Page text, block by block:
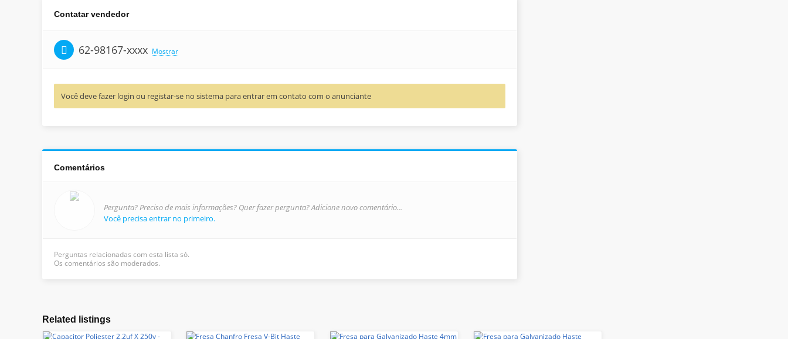
Contatar vendedor
62-98167-xxxx Mostrar
Você deve fazer login ou registar-se no sistema para entrar em contato com o anunciante
Comentários
Pergunta? Preciso de mais informações? Quer fazer pergunta? Adicione novo comentário...
Você precisa entrar no primeiro.
Perguntas relacionadas com esta lista só.
Os comentários são moderados.
Related listings